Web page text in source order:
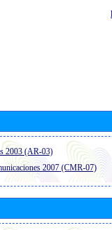
2003 (AR-03)
2007 (CMR-07)